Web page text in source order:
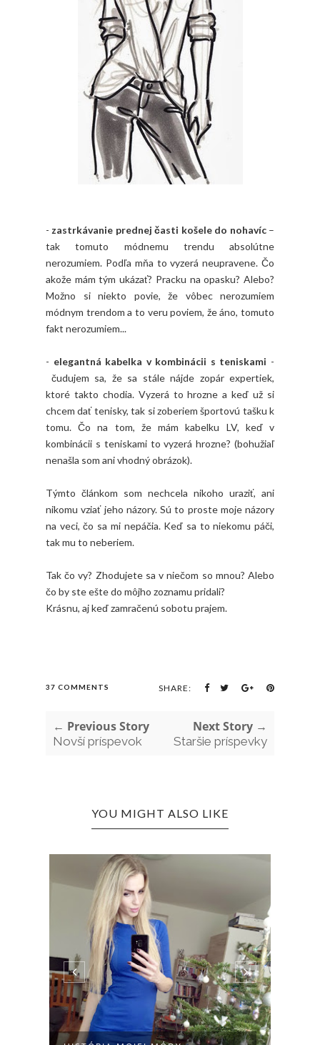
- zastrkávanie prednej časti košele do nohavíc –
tak tomuto módnemu trendu absolútne
nerozumiem. Podľa mňa to vyzerá neupravene. Čo
akože mám tým ukázať? Pracku na opasku? Alebo?
Možno si niekto povie, že vôbec nerozumiem
módnym trendom a to veru poviem, že áno, tomuto
fakt nerozumiem...
- elegantná kabelka v kombinácii s teniskami -
čudujem sa, že sa stále nájde zopár expertiek,
ktoré takto chodia. Vyzerá to hrozne a keď už si
chcem dať tenisky, tak si zoberiem športovú tašku k
tomu. Čo na tom, že mám kabelku LV, keď v
kombinácii s teniskami to vyzerá hrozne? (bohužiaľ
nenašla som ani vhodný obrázok).
Týmto článkom som nechcela nikoho uraziť, ani
nikomu vziať jeho názory. Sú to proste moje názory
na veci, čo sa mi nepáčia. Keď sa to niekomu páči,
tak mu to neberiem.
Tak čo vy? Zhodujete sa v niečom so mnou? Alebo
čo by ste ešte do môjho zoznamu pridali?
Krásnu, aj keď zamračenú sobotu prajem.
37 COMMENTS SHARE:
← Previous Story
Novší príspevok
Next Story →
Staršie príspevky
YOU MIGHT ALSO LIKE